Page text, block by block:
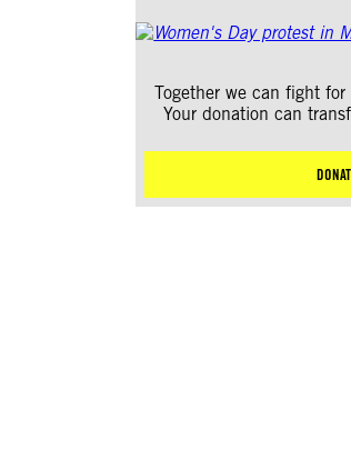
Together we can fight
Your donation can